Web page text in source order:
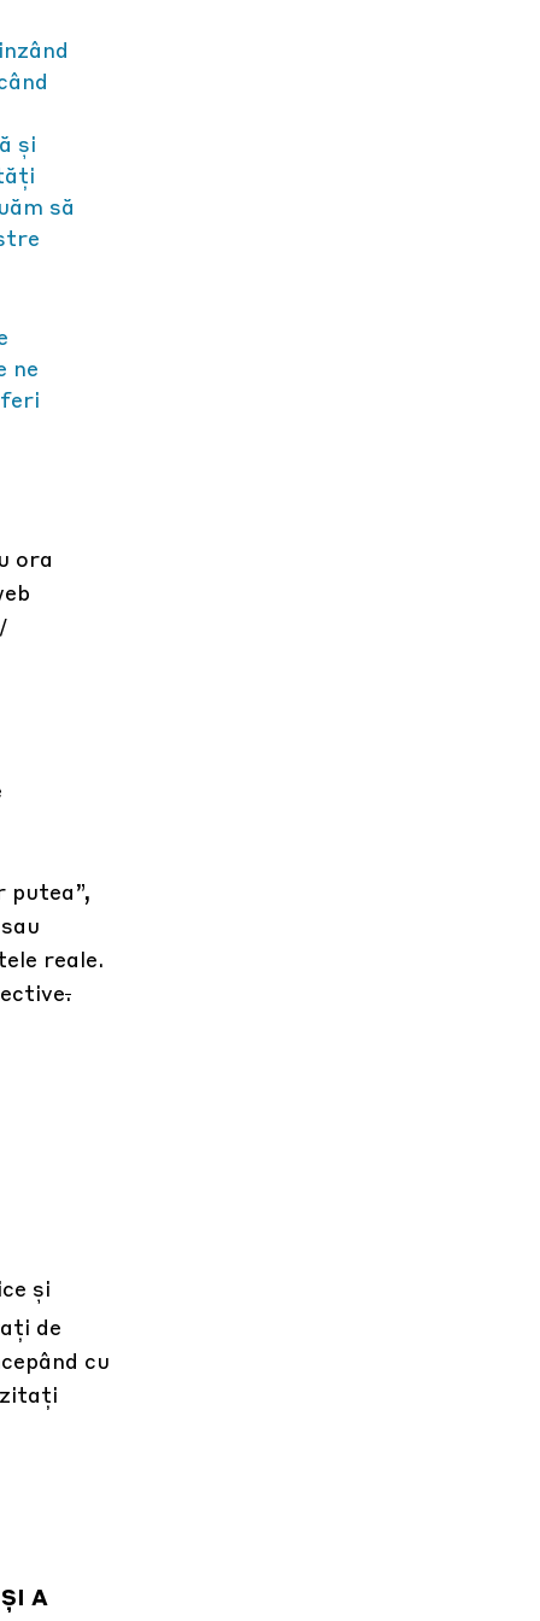
și
să
ne
ora
putea”,
reale.
.
și
de
cu
A